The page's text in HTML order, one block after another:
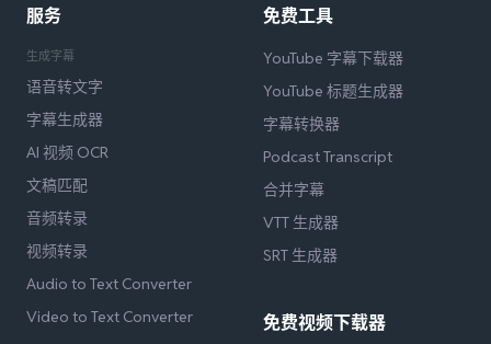
服务
生成字幕
语音转文字
字幕生成器
AI 视频 OCR
文稿匹配
音频转录
视频转录
Audio to Text Converter
Video to Text Converter
免费工具
YouTube 字幕下载器
YouTube 标题生成器
字幕转换器
Podcast Transcript
合并字幕
VTT 生成器
SRT 生成器
免费视频下载器